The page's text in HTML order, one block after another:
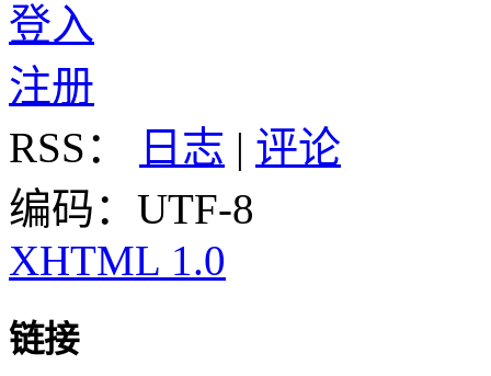
登入
注册
RSS：
日志 | 评论
编码：UTF-8
XHTML 1.0
链接